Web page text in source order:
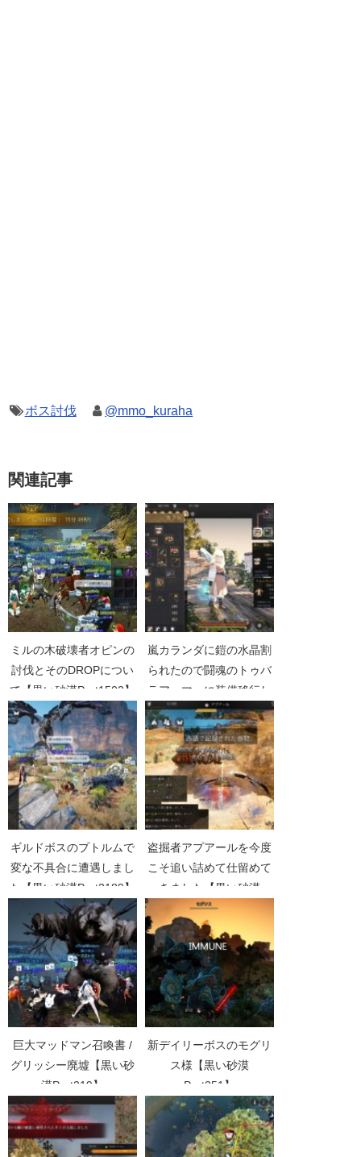
ボス討伐 @mmo_kuraha
関連記事
ミルの木破壊者オピンの
討伐とそのDROPについ
て【黒い砂漠Part1502】
嵐カランダに鎧の水晶割
られたので闘魂のトゥバ
ラアーマーに装備移行し
ました【黒い砂漠
Part3711】
ギルドボスのプトルムで
変な不具合に遭遇しまし
た【黒い砂漠Part2189】
盗掘者アプアールを今度
こそ追い詰めて仕留めて
きました【黒い砂漠
Part2283】
巨大マッドマン召喚書 /
グリッシー廃墟【黒い砂
漠Part219】
新デイリーボスのモグリ
ス様【黒い砂漠
Part251】